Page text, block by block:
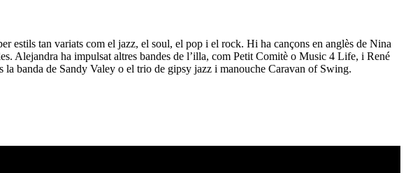
estils tan variats com el jazz, el soul, el pop i el rock. Hi ha cançons en anglès de Nina
Alejandra ha impulsat altres bandes de l’illa, com Petit Comitè o Music 4 Life, i René
banda de Sandy Valey o el trio de gipsy jazz i manouche Caravan of Swing.